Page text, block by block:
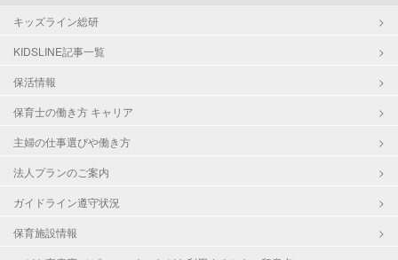
キッズライン総研
KIDSLINE記事一覧
保活情報
保育士の働き方 キャリア
主婦の仕事選びや働き方
法人プランのご案内
ガイドライン遵守状況
保育施設情報